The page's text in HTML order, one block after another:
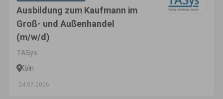
Ausbildung zum Kaufmann im
Groß- und Außenhandel
(m/w/d)
TASys
Köln
24.07.2026